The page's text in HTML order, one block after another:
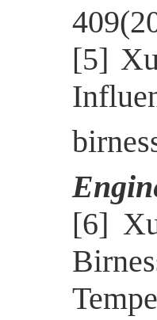
[5]
[6]